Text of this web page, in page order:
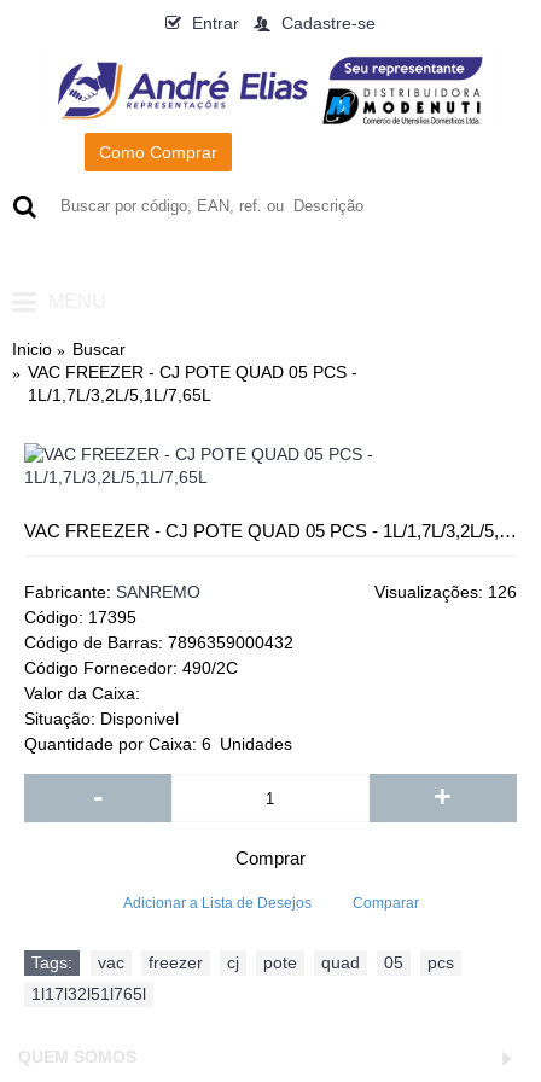
Entrar Cadastre-se
Como Comprar
Inicio
Buscar
VAC FREEZER - CJ POTE QUAD 05 PCS -
1L/1,7L/3,2L/5,1L/7,65L
VAC FREEZER - CJ POTE QUAD 05 PCS - 1L/1,7L/3,2L/5,1L/7,65L
Visualizações: 126
Fabricante: SANREMO
Código: 17395
Código de Barras: 7896359000432
Código Fornecedor: 490/2C
Valor da Caixa:
Situação: Disponivel
Quantidade por Caixa: 6 Unidades
- +
Comprar
Adicionar a Lista de Desejos Comparar
Tags: vac freezer cj pote quad 05 pcs
1l17l32l51l765l
QUEM SOMOS